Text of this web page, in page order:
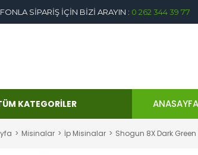
SİPARİŞ İÇİN BİZİ ARAYIN : 0 262 344 39 77
KATEGORİLER ANASAYFA
Misinalar İp Misinalar Shogun 8X Dark